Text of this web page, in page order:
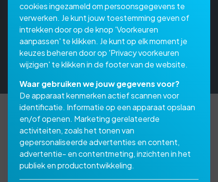
Wat kunt u nog meer
doen naast uw
basisverzekering?
cookies ingezameld om persoonsgegevens te
verwerken. Je kunt jouw toestemming geven of
intrekken door op de knop 'Voorkeuren
aanpassen' te klikken. Je kunt op elk moment je
keuzes beheren door op 'Privacy voorkeuren
wijzigen' te klikken in de footer van de website.
Waar gebruiken we jouw gegevens voor?
De apparaat kenmerken actief scannen voor
identificatie. Informatie op een apparaat opslaan
en/of openen. Marketing gerelateerde
activiteiten, zoals het tonen van
gepersonaliseerde advertenties en content,
advertentie- en contentmeting, inzichten in het
publiek en productontwikkeling.